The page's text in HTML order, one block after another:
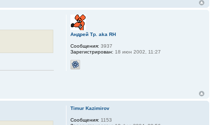
Андрей Тр. aka RH
Сообщения: 3937
Зарегистрирован: 18 июн 2002, 11:27
Timur Kazimirov
Сообщения: 1153